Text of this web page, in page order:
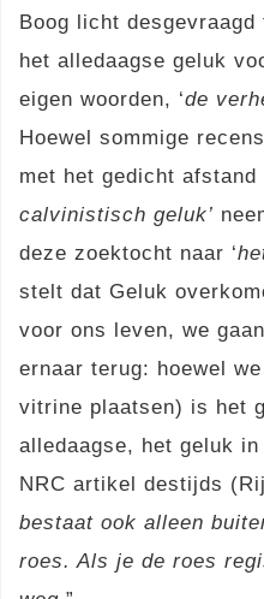
Boog licht
het alledaagse geluk
eigen woorden, ‘de
Hoewel sommige
met het gedicht afstand
calvinistisch geluk’
deze zoektocht naar ‘
stelt dat Geluk
voor ons leven, we
ernaar terug: hoewel
vitrine plaatsen) is het
alledaagse, het geluk
NRC artikel destijds
bestaat ook alleen
roes. Als je de roes